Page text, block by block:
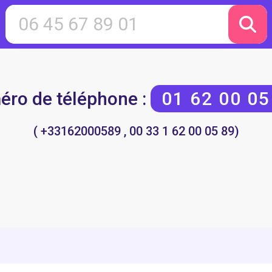
de téléphone : 01 62 00
( +33162000589 , 00 33 1 62 00 05 89)